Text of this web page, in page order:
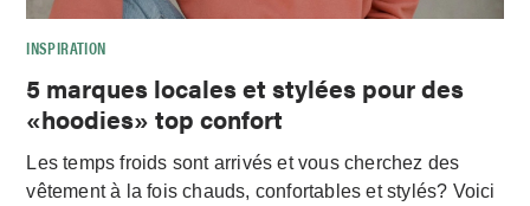
INSPIRATION
5 marques locales et stylées pour des
«hoodies» top confort
Les temps froids sont arrivés et vous cherchez des
vêtement à la fois chauds, confortables et stylés? Voici